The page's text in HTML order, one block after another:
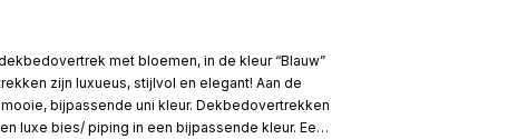
met bloemen, in de kleur “Blauw”
zijn luxueus, stijlvol en elegant! Aan de
bijpassende uni kleur. Dekbedovertrekken
luxe bies/ piping in een bijpassende kleur. Een